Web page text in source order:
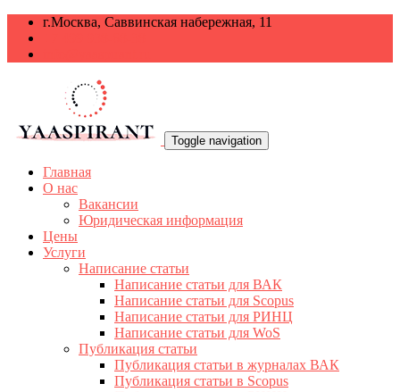
г.Москва, Саввинская набережная, 11
Toggle navigation
Главная
О нас
Вакансии
Юридическая информация
Цены
Услуги
Написание статьи
Написание статьи для ВАК
Написание статьи для Scopus
Написание статьи для РИНЦ
Написание статьи для WoS
Публикация статьи
Публикация статьи в журналах ВАК
Публикация статьи в Scopus